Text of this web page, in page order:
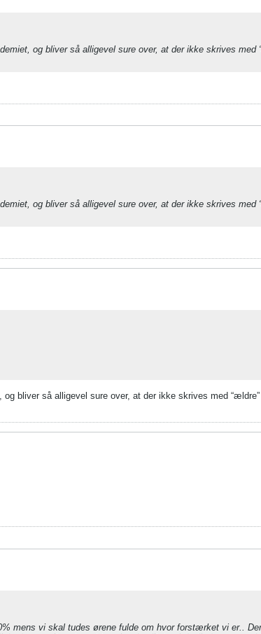
og bliver så alligevel sure over, at der ikke skrives
og bliver så alligevel sure over, at der ikke skrives
bliver så alligevel sure over, at der ikke skrives med
mens vi skal tudes ørene fulde om hvor forstærket vi er..